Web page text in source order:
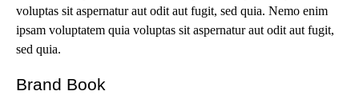
voluptas sit aspernatur aut odit aut fugit, sed quia. Nemo enim
ipsam voluptatem quia voluptas sit aspernatur aut odit aut fugit,
sed quia.
Brand Book